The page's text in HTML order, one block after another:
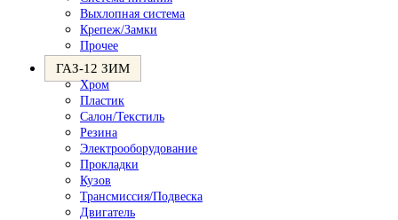
Выхлопная система
Крепеж/Замки
Прочее
ГАЗ-12 ЗИМ
Хром
Пластик
Салон/Текстиль
Резина
Электрооборудование
Прокладки
Кузов
Трансмиссия/Подвеска
Двигатель